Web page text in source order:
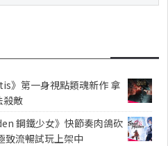
》第一身視點類魂新作 拿
殺敵
鋼鐵少女》快節奏肉鴿砍
致流暢試玩上架中